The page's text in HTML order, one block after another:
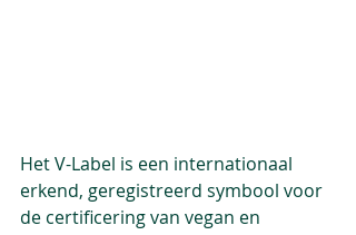
Het V-Label is een internationaal
erkend, geregistreerd symbool voor
de certificering van vegan en